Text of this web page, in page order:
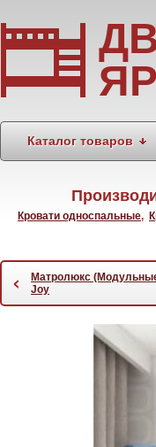
Каталог товаров
Кровати односпальные,
‹
Матролюкс
Joy